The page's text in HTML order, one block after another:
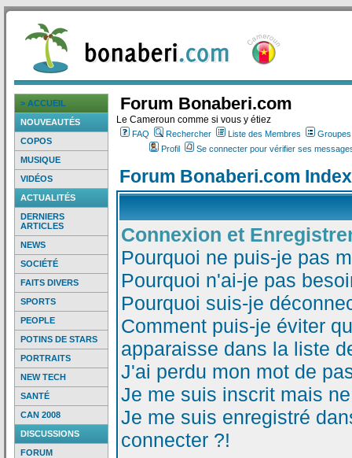
> ACCUEIL
NOUVEAUTÉS
COPOS
MUSIQUE
VIDÉOS
ACTUALITÉS
DERNIERS
ARTICLES
NEWS
SOCIÉTÉ
FAITS DIVERS
SPORTS
PEOPLE
POTINS DE STARS
PORTRAITS
NEW TECH
SANTÉ
CAN 2008
DISCUSSIONS
FORUM
Forum Bonaberi.com
Le Cameroun comme si vous y étiez
FAQ Rechercher Liste des Membres
Profil
Se connecter pour vérifier ses
Forum Bonaberi.com
Connexion et
Pourquoi ne puis-je pas
Pourquoi n'ai-je pas
Pourquoi suis-je
Comment puis-je éviter
apparaisse dans la liste
J'ai perdu mon mot de
Je me suis inscrit mais
Je me suis enregistré
connecter ?!